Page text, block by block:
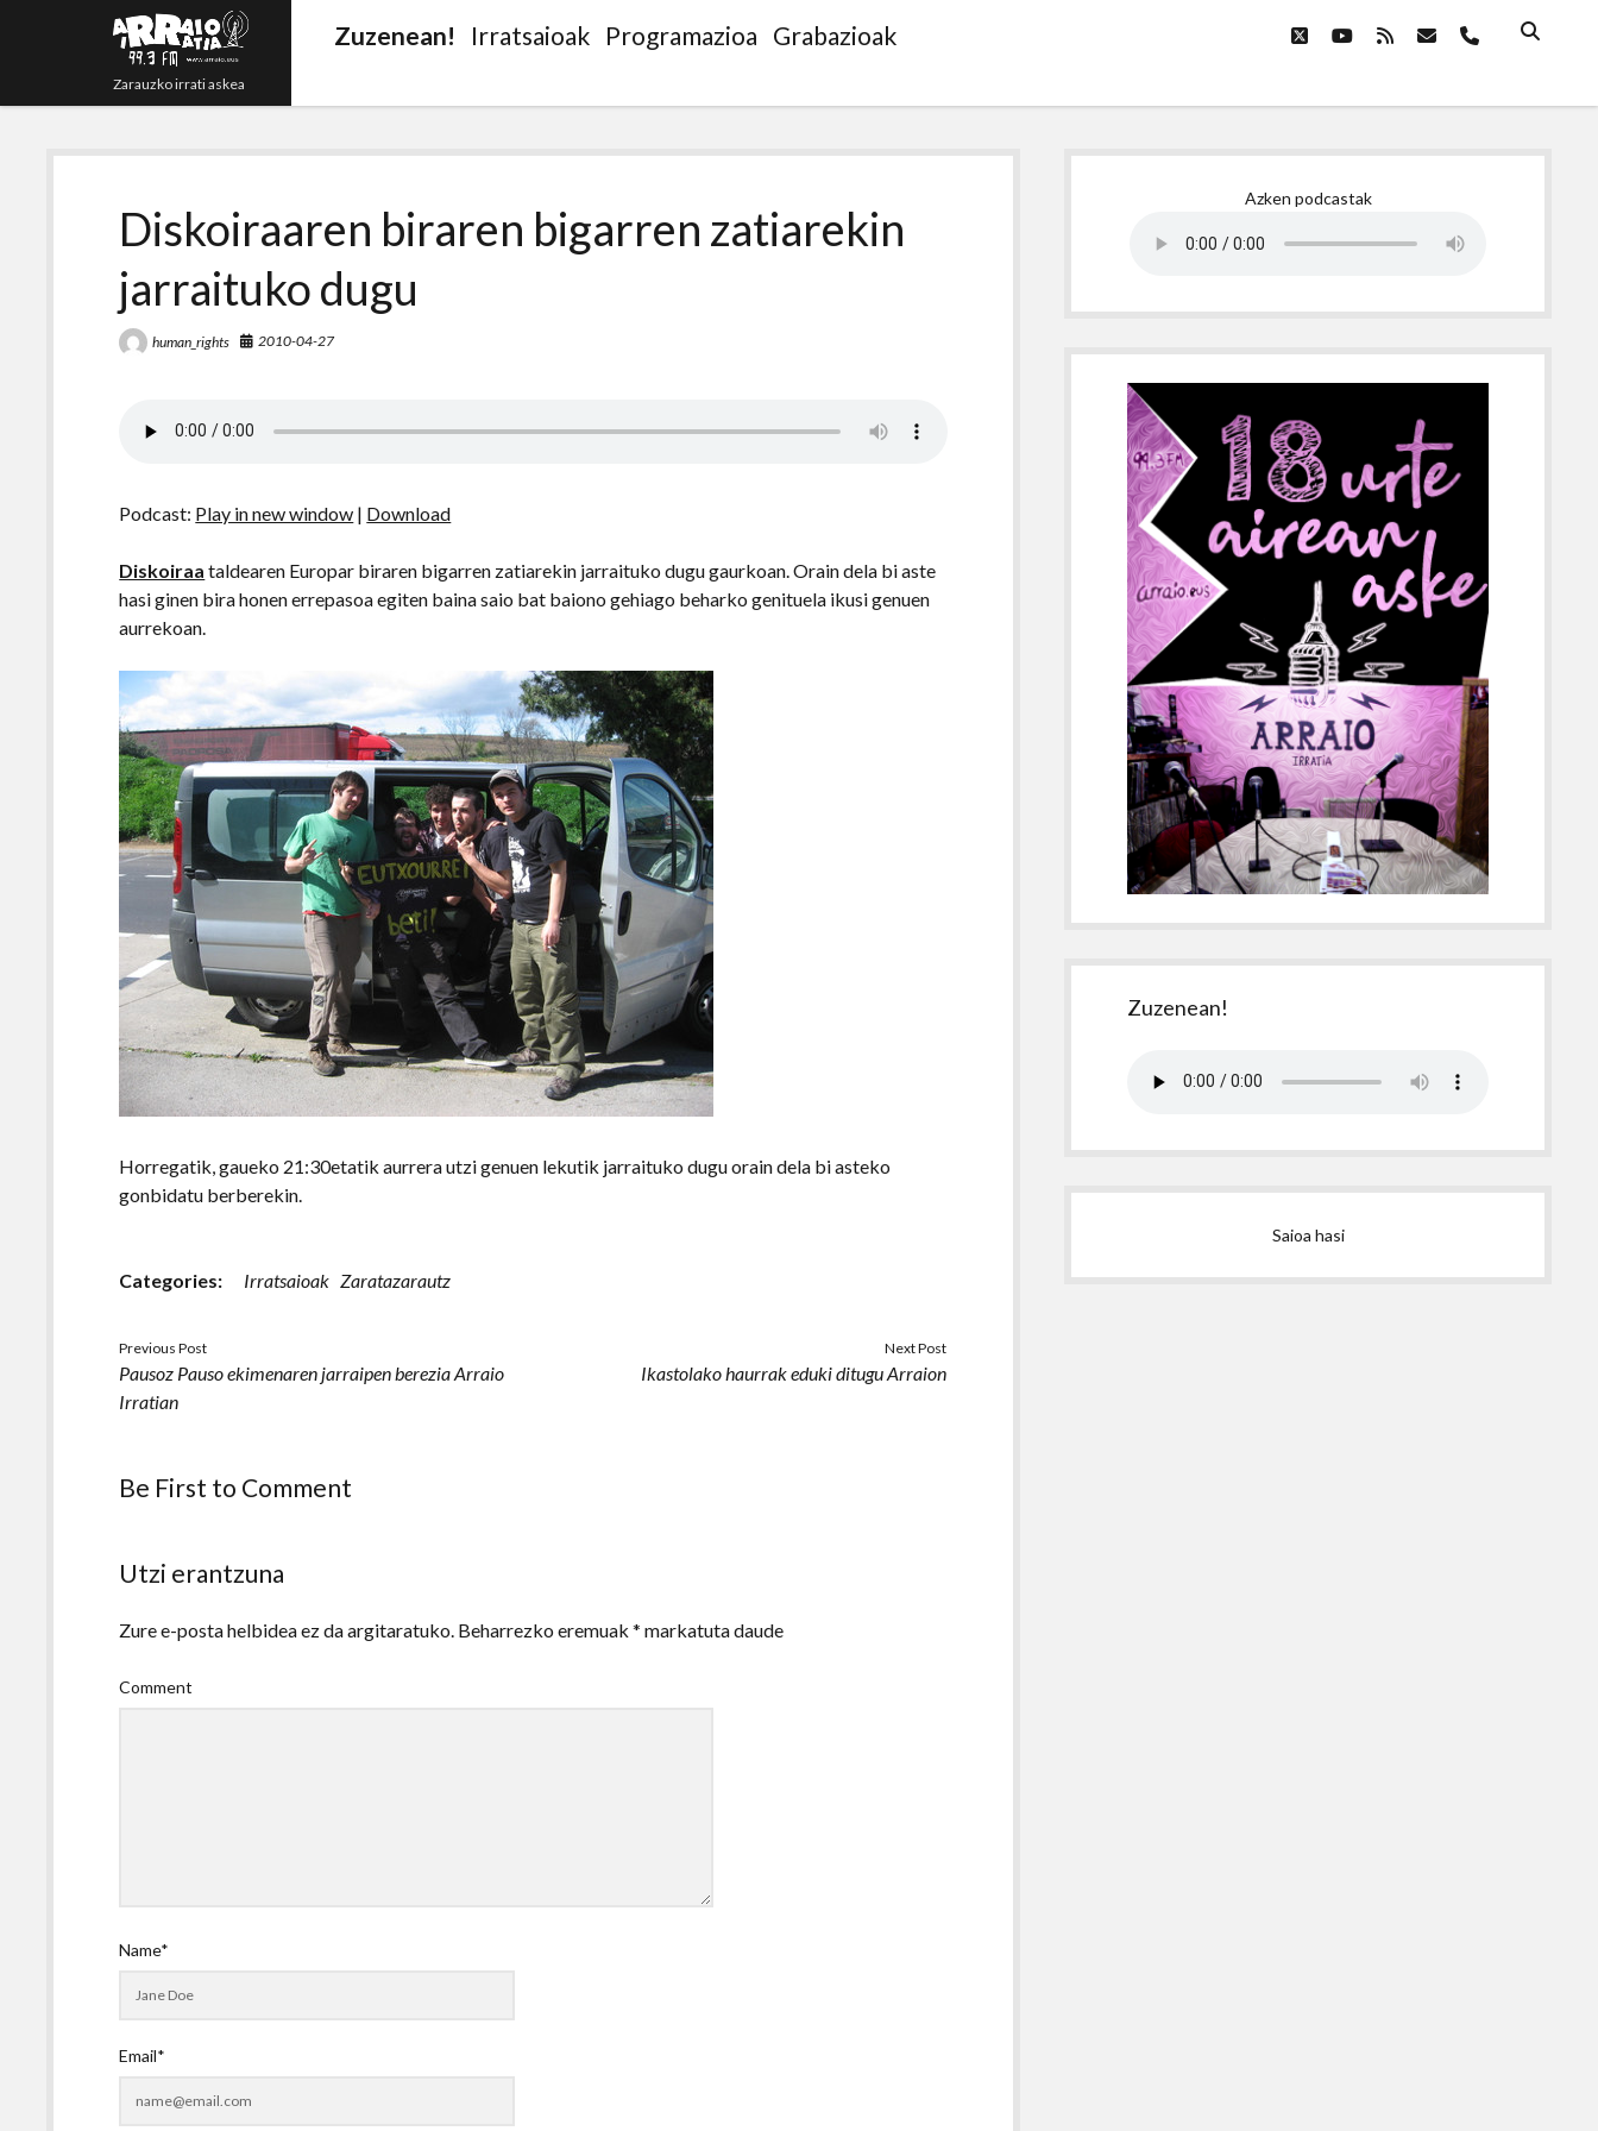
Zarauzko irrati askea
Zuzenean! Irratsaioak Programazioa Grabazioak twitteryoutube
rss emailphone
Diskoiraaren biraren bigarren zatiarekin
jarraituko dugu
human_rights 2010-04-27
Podcast: Play in new window | Download
Diskoiraa taldearen Europar biraren bigarren zatiarekin jarraituko dugu gaurkoan. Orain dela bi aste
hasi ginen bira honen errepasoa egiten baina saio bat baiono gehiago beharko genituela ikusi genuen
aurrekoan.
Horregatik, gaueko 21:30etatik aurrera utzi genuen lekutik jarraituko dugu orain dela bi asteko
gonbidatu berberekin.
Categories: Irratsaioak Zaratazarautz
Previous Post
Pausoz Pauso ekimenaren jarraipen berezia Arraio
Irratian
Next Post
Ikastolako haurrak eduki ditugu Arraion
Be First to Comment
Utzi erantzuna
Zure e-posta helbidea ez da argitaratuko. Beharrezko eremuak* markatuta daude
Comment
Name*
Email*
Azken podcastak
Zuzenean!
Saioa hasi